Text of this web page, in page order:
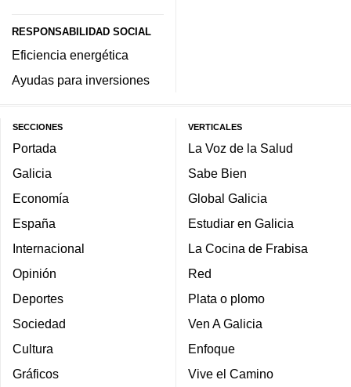
RESPONSABILIDAD SOCIAL
Eficiencia energética
Ayudas para inversiones
SECCIONES
Portada
Galicia
Economía
España
Internacional
Opinión
Deportes
Sociedad
Cultura
Gráficos
VERTICALES
La Voz de la Salud
Sabe Bien
Global Galicia
Estudiar en Galicia
La Cocina de Frabisa
Red
Plata o plomo
Ven A Galicia
Enfoque
Vive el Camino